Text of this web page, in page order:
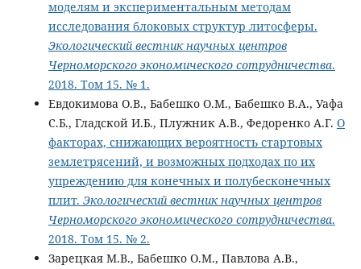
моделям и экспериментальным методам
исследования блоковых структур литосферы.
Экологический вестник научных центров
Черноморского экономического сотрудничества.
2018. Том 15. № 1.
Евдокимова О.В., Бабешко О.М., Бабешко В.А., Уафа
С.Б., Гладской И.Б., Плужник А.В., Федоренко А.Г. О
факторах, снижающих вероятность стартовых
землетрясений, и возможных подходах по их
упреждению для конечных и полубесконечных
плит. Экологический вестник научных центров
Черноморского экономического сотрудничества.
2018. Том 15. № 2.
Зарецкая М.В., Бабешко О.М., Павлова А.В.,